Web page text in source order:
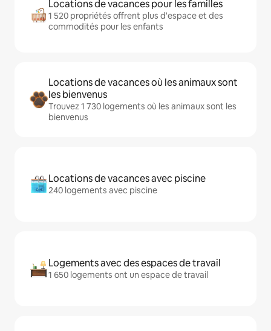
Locations de vacances pour les familles
1 520 propriétés offrent plus d'espace et des
commodités pour les enfants
Locations de vacances où les animaux sont
les bienvenus
Trouvez 1 730 logements où les animaux sont les
bienvenus
Locations de vacances avec piscine
240 logements avec piscine
Logements avec des espaces de travail
1 650 logements ont un espace de travail